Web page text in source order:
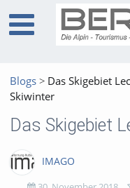
Blogs
Das Skigebiet
Skiwinter
IMAGO